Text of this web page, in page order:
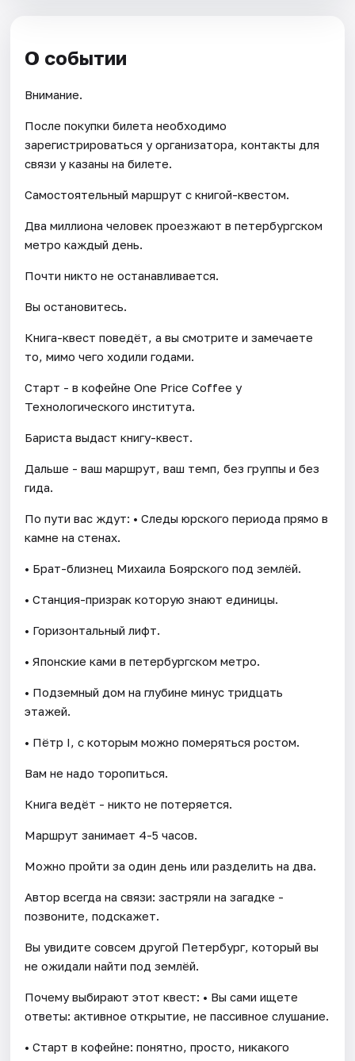
О событии
Внимание.
После покупки билета необходимо
зарегистрироваться у организатора, контакты для
связи у казаны на билете.
Самостоятельный маршрут с книгой-квестом.
Два миллиона человек проезжают в петербургском
метро каждый день.
Почти никто не останавливается.
Вы остановитесь.
Книга-квест поведёт, а вы смотрите и замечаете
то, мимо чего ходили годами.
Старт - в кофейне One Price Coffee у
Технологического института.
Бариста выдаст книгу-квест.
Дальше - ваш маршрут, ваш темп, без группы и без
гида.
По пути вас ждут: • Следы юрского периода прямо в
камне на стенах.
• Брат-близнец Михаила Боярского под землёй.
• Станция-призрак которую знают единицы.
• Горизонтальный лифт.
• Японские ками в петербургском метро.
• Подземный дом на глубине минус тридцать
этажей.
• Пётр I, с которым можно померяться ростом.
Вам не надо торопиться.
Книга ведёт - никто не потеряется.
Маршрут занимает 4-5 часов.
Можно пройти за один день или разделить на два.
Автор всегда на связи: застряли на загадке -
позвоните, подскажет.
Вы увидите совсем другой Петербург, который вы
не ожидали найти под землёй.
Почему выбирают этот квест: • Вы сами ищете
ответы: активное открытие, не пассивное слушание.
• Старт в кофейне: понятно, просто, никакого